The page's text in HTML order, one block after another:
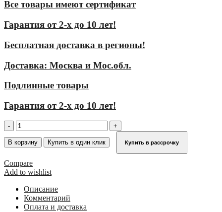
Все товары имеют сертификат
Гарантия от 2-х до 10 лет!
Бесплатная доставка в регионы!
Доставка: Москва и Мос.обл.
Подлинные товары
Гарантия от 2-х до 10 лет!
Количество
товара
Шахтная
KRAUSE
(оцинкованная
сталь)
ширина
340
мм
В корзину Купить в один клик Купить в рассрочку
Compare
Add to wishlist
Описание
Комментарий
Оплата и доставка